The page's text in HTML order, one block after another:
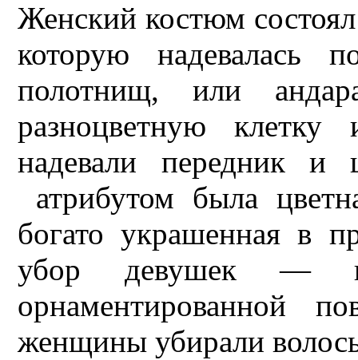
Женский костюм
которую надевалась
полотнищ, или
разноцветную
надевали передник и
атрибутом была
богато украшенная в
убор девушек —
орнаментированной
женщины убирали